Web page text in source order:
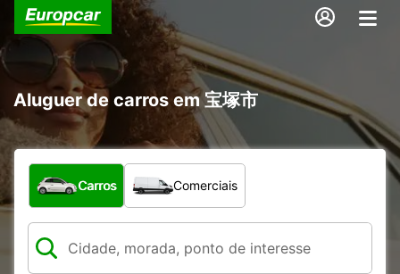
Aluguer de carros em 宝塚市
Que tipo de veículo pretende?
Carros Comerciais